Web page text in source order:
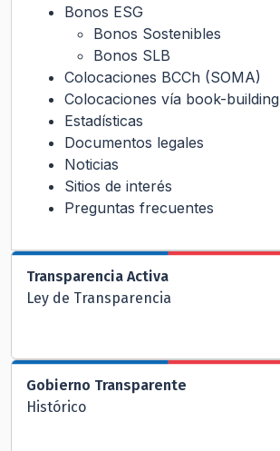
Bonos ESG
Bonos Sostenibles
Bonos SLB
Colocaciones BCCh (SOMA)
Colocaciones vía book-building
Estadísticas
Documentos legales
Noticias
Sitios de interés
Preguntas frecuentes
Transparencia Activa
Ley de Transparencia
Gobierno Transparente
Histórico